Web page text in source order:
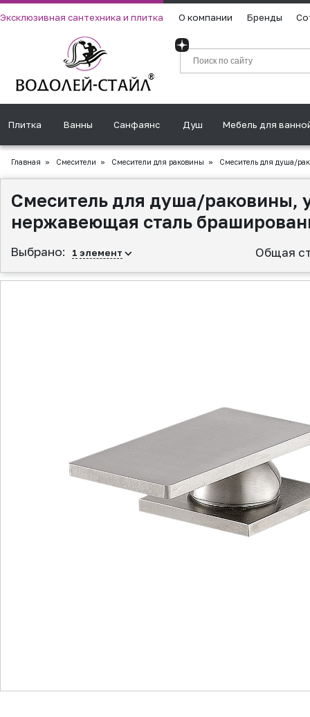
Эксклюзивная сантехника и плитка О компании Бренды
Плитка Ванны Санфаянс Душ Мебель для
Главная » Смесители » Смесители для раковины » Смеситель для душа/
Смеситель для душа/раковины,
нержавеющая сталь
Выбрано: 1 элемент Общая